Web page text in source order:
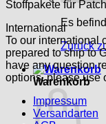
Es
Zurück
Warenkorb
Stoffpakete für
International
To our international
prepared to ship to
have any question
options, please use
Impressum
Versandarten